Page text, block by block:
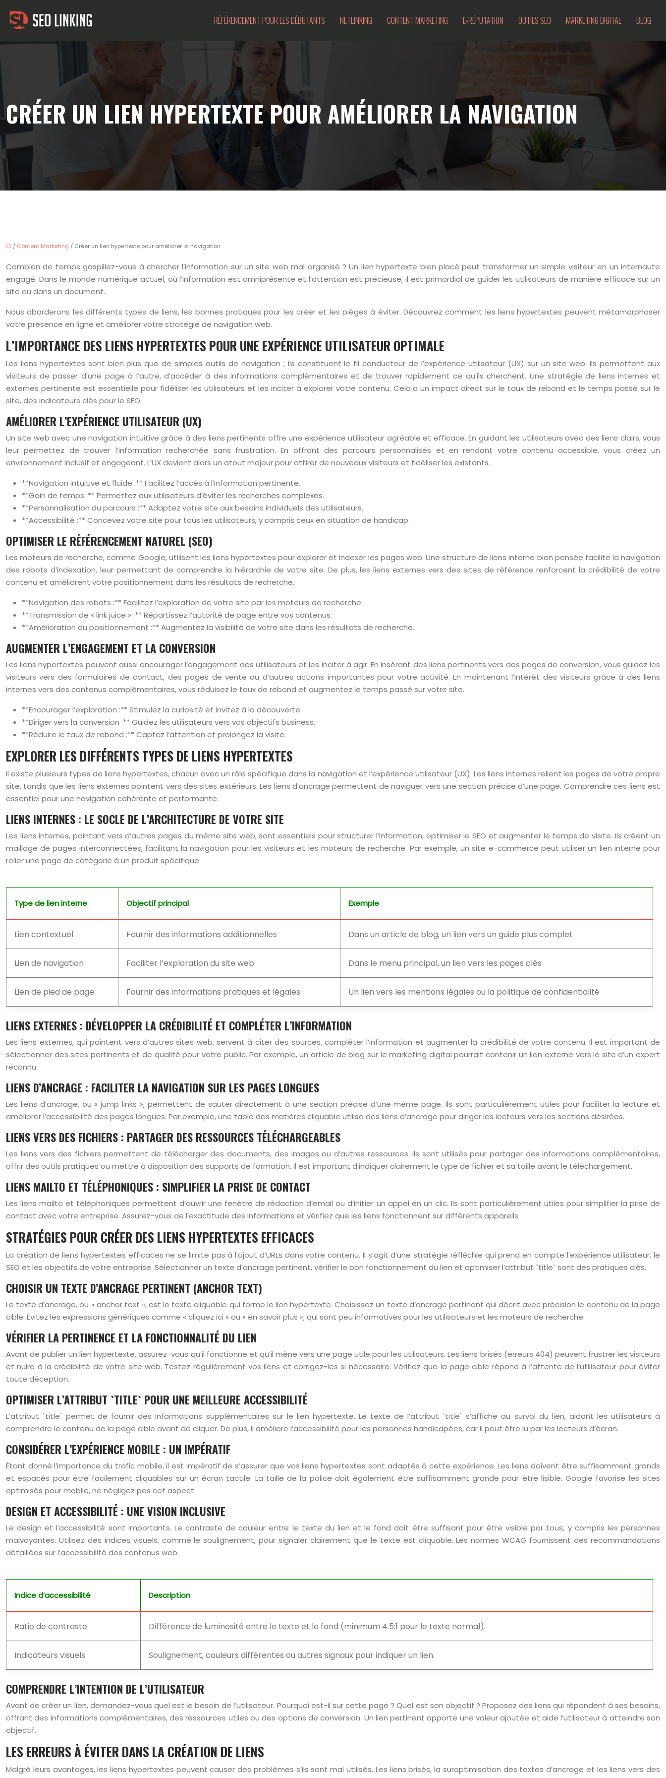
RÉFÉRENCEMENT POUR LES DÉBUTANTS NETLINKING CONTENT MARKETING E-RÉPUTATION OUTILS SEO MARKETING DIGITAL BLOG
CRÉER UN LIEN HYPERTEXTE POUR AMÉLIORER LA NAVIGATION
/ Content Marketing / Créer un lien hypertexte pour améliorer la navigation
Combien de temps gaspillez-vous à chercher l’information sur un site web mal organisé ? Un lien hypertexte bien placé peut transformer un simple visiteur en un internaute
engagé. Dans le monde numérique actuel, où l’information est omniprésente et l’attention est précieuse, il est primordial de guider les utilisateurs de manière efficace sur un
site ou dans un document.
Nous aborderons les différents types de liens, les bonnes pratiques pour les créer et les pièges à éviter. Découvrez comment les liens hypertextes peuvent métamorphoser
votre présence en ligne et améliorer votre stratégie de navigation web.
L’IMPORTANCE DES LIENS HYPERTEXTES POUR UNE EXPÉRIENCE UTILISATEUR OPTIMALE
Les liens hypertextes sont bien plus que de simples outils de navigation ; ils constituent le fil conducteur de l’expérience utilisateur (UX) sur un site web. Ils permettent aux
visiteurs de passer d’une page à l’autre, d’accéder à des informations complémentaires et de trouver rapidement ce qu’ils cherchent. Une stratégie de liens internes et
externes pertinente est essentielle pour fidéliser les utilisateurs et les inciter à explorer votre contenu. Cela a un impact direct sur le taux de rebond et le temps passé sur le
site, des indicateurs clés pour le SEO.
AMÉLIORER L’EXPÉRIENCE UTILISATEUR (UX)
Un site web avec une navigation intuitive grâce à des liens pertinents offre une expérience utilisateur agréable et efficace. En guidant les utilisateurs avec des liens clairs, vous
leur permettez de trouver l’information recherchée sans frustration. En offrant des parcours personnalisés et en rendant votre contenu accessible, vous créez un
environnement inclusif et engageant. L’UX devient alors un atout majeur pour attirer de nouveaux visiteurs et fidéliser les existants.
**Navigation intuitive et fluide :** Facilitez l’accès à l’information pertinente.
**Gain de temps :** Permettez aux utilisateurs d’éviter les recherches complexes.
**Personnalisation du parcours :** Adaptez votre site aux besoins individuels des utilisateurs.
**Accessibilité :** Concevez votre site pour tous les utilisateurs, y compris ceux en situation de handicap.
OPTIMISER LE RÉFÉRENCEMENT NATUREL (SEO)
Les moteurs de recherche, comme Google, utilisent les liens hypertextes pour explorer et indexer les pages web. Une structure de liens interne bien pensée facilite la navigation
des robots d’indexation, leur permettant de comprendre la hiérarchie de votre site. De plus, les liens externes vers des sites de référence renforcent la crédibilité de votre
contenu et améliorent votre positionnement dans les résultats de recherche.
**Navigation des robots :** Facilitez l’exploration de votre site par les moteurs de recherche.
**Transmission de « link juice » :** Répartissez l’autorité de page entre vos contenus.
**Amélioration du positionnement :** Augmentez la visibilité de votre site dans les résultats de recherche.
AUGMENTER L’ENGAGEMENT ET LA CONVERSION
Les liens hypertextes peuvent aussi encourager l’engagement des utilisateurs et les inciter à agir. En insérant des liens pertinents vers des pages de conversion, vous guidez les
visiteurs vers des formulaires de contact, des pages de vente ou d’autres actions importantes pour votre activité. En maintenant l’intérêt des visiteurs grâce à des liens
internes vers des contenus complémentaires, vous réduisez le taux de rebond et augmentez le temps passé sur votre site.
**Encourager l’exploration :** Stimulez la curiosité et invitez à la découverte.
**Diriger vers la conversion :** Guidez les utilisateurs vers vos objectifs business.
**Réduire le taux de rebond :** Captez l’attention et prolongez la visite.
EXPLORER LES DIFFÉRENTS TYPES DE LIENS HYPERTEXTES
Il existe plusieurs types de liens hypertextes, chacun avec un rôle spécifique dans la navigation et l’expérience utilisateur (UX). Les liens internes relient les pages de votre propre
site, tandis que les liens externes pointent vers des sites extérieurs. Les liens d’ancrage permettent de naviguer vers une section précise d’une page. Comprendre ces liens est
essentiel pour une navigation cohérente et performante.
LIENS INTERNES : LE SOCLE DE L’ARCHITECTURE DE VOTRE SITE
Les liens internes, pointant vers d’autres pages du même site web, sont essentiels pour structurer l’information, optimiser le SEO et augmenter le temps de visite. Ils créent un
maillage de pages interconnectées, facilitant la navigation pour les visiteurs et les moteurs de recherche. Par exemple, un site e-commerce peut utiliser un lien interne pour
relier une page de catégorie à un produit spécifique.
Type de lien interne Objectif principal Exemple
Lien contextuel Fournir des informations additionnelles Dans un article de blog, un lien vers un guide plus complet
Lien de navigation Faciliter l’exploration du site web Dans le menu principal, un lien vers les pages clés
Lien de pied de page Fournir des informations pratiques et légales Un lien vers les mentions légales ou la politique de confidentialité
LIENS EXTERNES : DÉVELOPPER LA CRÉDIBILITÉ ET COMPLÉTER L’INFORMATION
Les liens externes, qui pointent vers d’autres sites web, servent à citer des sources, compléter l’information et augmenter la crédibilité de votre contenu. Il est important de
sélectionner des sites pertinents et de qualité pour votre public. Par exemple, un article de blog sur le marketing digital pourrait contenir un lien externe vers le site d’un expert
reconnu.
LIENS D’ANCRAGE : FACILITER LA NAVIGATION SUR LES PAGES LONGUES
Les liens d’ancrage, ou « jump links », permettent de sauter directement à une section précise d’une même page. Ils sont particulièrement utiles pour faciliter la lecture et
améliorer l’accessibilité des pages longues. Par exemple, une table des matières cliquable utilise des liens d’ancrage pour diriger les lecteurs vers les sections désirées.
LIENS VERS DES FICHIERS : PARTAGER DES RESSOURCES TÉLÉCHARGEABLES
Les liens vers des fichiers permettent de télécharger des documents, des images ou d’autres ressources. Ils sont utilisés pour partager des informations complémentaires,
offrir des outils pratiques ou mettre à disposition des supports de formation. Il est important d’indiquer clairement le type de fichier et sa taille avant le téléchargement.
LIENS MAILTO ET TÉLÉPHONIQUES : SIMPLIFIER LA PRISE DE CONTACT
Les liens mailto et téléphoniques permettent d’ouvrir une fenêtre de rédaction d’email ou d’initier un appel en un clic. Ils sont particulièrement utiles pour simplifier la prise de
contact avec votre entreprise. Assurez-vous de l’exactitude des informations et vérifiez que les liens fonctionnent sur différents appareils.
STRATÉGIES POUR CRÉER DES LIENS HYPERTEXTES EFFICACES
La création de liens hypertextes efficaces ne se limite pas à l’ajout d’URLs dans votre contenu. Il s’agit d’une stratégie réfléchie qui prend en compte l’expérience utilisateur, le
SEO et les objectifs de votre entreprise. Sélectionner un texte d’ancrage pertinent, vérifier le bon fonctionnement du lien et optimiser l’attribut `title` sont des pratiques clés.
CHOISIR UN TEXTE D’ANCRAGE PERTINENT (ANCHOR TEXT)
Le texte d’ancrage, ou « anchor text », est le texte cliquable qui forme le lien hypertexte. Choisissez un texte d’ancrage pertinent qui décrit avec précision le contenu de la page
cible. Évitez les expressions génériques comme « cliquez ici » ou « en savoir plus », qui sont peu informatives pour les utilisateurs et les moteurs de recherche.
VÉRIFIER LA PERTINENCE ET LA FONCTIONNALITÉ DU LIEN
Avant de publier un lien hypertexte, assurez-vous qu’il fonctionne et qu’il mène vers une page utile pour les utilisateurs. Les liens brisés (erreurs 404) peuvent frustrer les visiteurs
et nuire à la crédibilité de votre site web. Testez régulièrement vos liens et corrigez-les si nécessaire. Vérifiez que la page cible répond à l’attente de l’utilisateur pour éviter
toute déception.
OPTIMISER L’ATTRIBUT `TITLE` POUR UNE MEILLEURE ACCESSIBILITÉ
L’attribut `title` permet de fournir des informations supplémentaires sur le lien hypertexte. Le texte de l’attribut `title` s’affiche au survol du lien, aidant les utilisateurs à
comprendre le contenu de la page cible avant de cliquer. De plus, il améliore l’accessibilité pour les personnes handicapées, car il peut être lu par les lecteurs d’écran.
CONSIDÉRER L’EXPÉRIENCE MOBILE : UN IMPÉRATIF
Étant donné l’importance du trafic mobile, il est impératif de s’assurer que vos liens hypertextes sont adaptés à cette expérience. Les liens doivent être suffisamment grands
et espacés pour être facilement cliquables sur un écran tactile. La taille de la police doit également être suffisamment grande pour être lisible. Google favorise les sites
optimisés pour mobile, ne négligez pas cet aspect.
DESIGN ET ACCESSIBILITÉ : UNE VISION INCLUSIVE
Le design et l’accessibilité sont importants. Le contraste de couleur entre le texte du lien et le fond doit être suffisant pour être visible par tous, y compris les personnes
malvoyantes. Utilisez des indices visuels, comme le soulignement, pour signaler clairement que le texte est cliquable. Les normes WCAG fournissent des recommandations
détaillées sur l’accessibilité des contenus web.
Indice d’accessibilité Description
Ratio de contraste Différence de luminosité entre le texte et le fond (minimum 4.5:1 pour le texte normal).
Indicateurs visuels Soulignement, couleurs différentes ou autres signaux pour indiquer un lien.
COMPRENDRE L’INTENTION DE L’UTILISATEUR
Avant de créer un lien, demandez-vous quel est le besoin de l’utilisateur. Pourquoi est-il sur cette page ? Quel est son objectif ? Proposez des liens qui répondent à ses besoins,
offrant des informations complémentaires, des ressources utiles ou des options de conversion. Un lien pertinent apporte une valeur ajoutée et aide l’utilisateur à atteindre son
objectif.
LES ERREURS À ÉVITER DANS LA CRÉATION DE LIENS
Malgré leurs avantages, les liens hypertextes peuvent causer des problèmes s’ils sont mal utilisés. Les liens brisés, la suroptimisation des textes d’ancrage et les liens vers des